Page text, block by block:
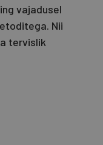
vajadusel
Nii
tervislik